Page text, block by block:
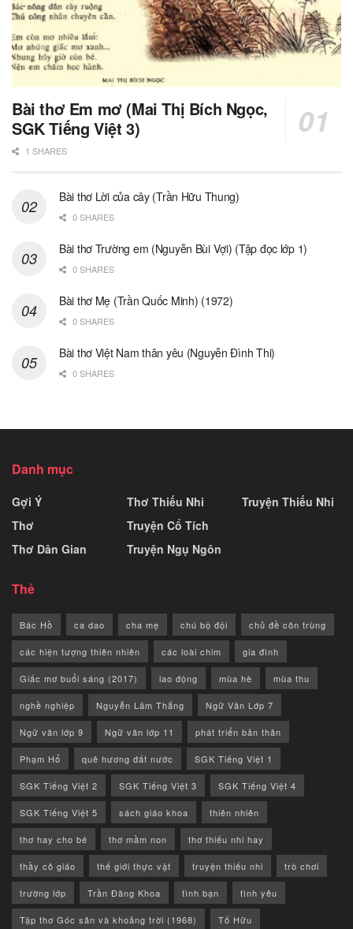
Bài thơ Em mơ (Mai Thị Bích Ngọc,
SGK Tiếng Việt 3)
1 SHARES
Bài thơ Lời của cây (Trần Hữu Thung)
0 SHARES
Bài thơ Trường em (Nguyễn Bùi Vợi) (Tập đọc lớp 1)
0 SHARES
Bài thơ Mẹ (Trần Quốc Minh) (1972)
0 SHARES
Bài thơ Việt Nam thân yêu (Nguyễn Đình Thi)
0 SHARES
Danh mục
Gợi Ý
Thơ
Thơ Dân Gian
Thơ Thiếu Nhi
Truyện Cổ Tích
Truyện Ngụ Ngôn
Truyện Thiếu Nhi
Thẻ
Bác Hồ ca dao cha mẹ chú bộ đội chủ đề côn trùng
các hiện tượng thiên nhiên các loài chim gia đình
Giấc mơ buổi sáng (2017) lao động mùa hè mùa thu
nghề nghiệp Nguyễn Lãm Thắng Ngữ Văn Lớp 7
Ngữ văn lớp 9 Ngữ văn lớp 11 phát triển bản thân
Phạm Hổ quê hương đất nước SGK Tiếng Việt 1
SGK Tiếng Việt 2 SGK Tiếng Việt 3 SGK Tiếng Việt 4
SGK Tiếng Việt 5 sách giáo khoa thiên nhiên
thơ hay cho bé thơ mầm non thơ thiếu nhi hay
thầy cô giáo thế giới thực vật truyện thiếu nhi trò chơi
trường lớp Trần Đăng Khoa tình bạn tình yêu
Tập thơ Góc sân và khoảng trời (1968) Tố Hữu